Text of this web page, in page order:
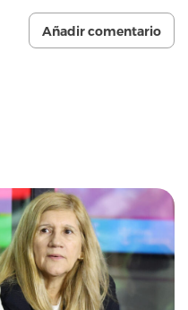
Añadir comentario